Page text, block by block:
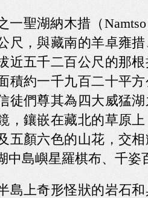
一聖湖納木措（
尺，與藏南的羊卓雍
近五千二百公尺的那
積約一千九百二十平
徒們尊其為四大威猛
，鑲嵌在藏北的草原
五顏六色的山花，交
中島嶼星羅棋布、千姿
島上奇形怪狀的岩石